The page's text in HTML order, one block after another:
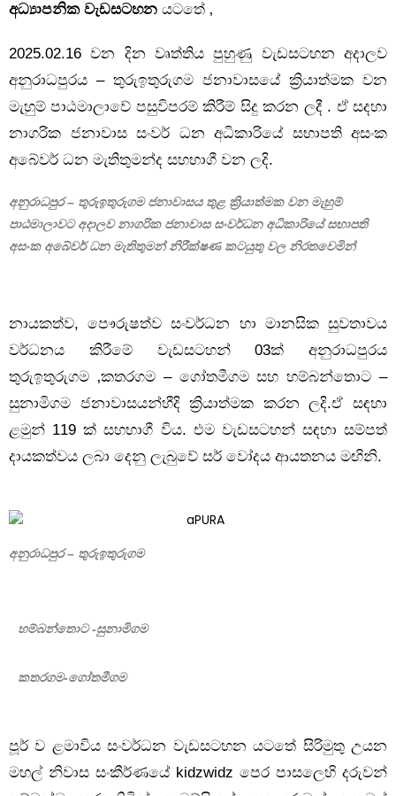
අධ්‍යාපනික වැඩසටහන යටතේ ‚
2025.02.16 වන දින වෘත්තිය පුහුණු වැඩසටහන අදාලව
අනුරාධපුරය – තුරුඉතුරුගම ජනාවාසයේ ක්‍රියාත්මක වන
මැහුම් පාඨමාලාවේ පසුවිපරම් කිරීම් සිදු කරන ලදී . ඒ සදහා
නාගරික ජනාවාස සංවර් ධන අධිකාරියේ සභාපති අසංක
අබේවර් ධන මැතිතුමන්ද සහභාගී වන ලදි.
අනුරාධපුර – තුරුඉතුරුගම ජනාවාසය තුළ ක්‍රියාත්මක වන මැහුම්
පාඨමාලාවට අදාලව නාගරික ජනාවාස සංවර්ධන අධිකාරියේ සභාපති
අසංක අබේවර් ධන මැතිතුමන් නිරීක්ෂණ කටයුතු වල නිරතවෙමින්
නායකත්ව, පෞරුෂත්ව සංවර්ධන හා මානසික සුවතාවය
වර්ධනය කිරීමේ වැඩසටහන් 03ක් අනුරාධපුරය
තුරුඉතුරුගම ‚කතරගම – ගෝතමීගම සහ හම්බන්තොට –
සුනාමිගම ජනාවාසයන්හීදි ක්‍රියාත්මක කරන ලදි.ඒ සඳහා
ළමුන් 119 ක් සහභාගී විය. එම වැඩසටහන් සඳහා සම්පත්
දායකත්වය ලබා දෙනු ලැබුවේ සර් වෝදය ආයතනය මඟිනි.
අනුරාධපුර – තුරුඉතුරුගම
හම්බන්තොට -සුනාමිගම
කතරගම-ගෝතමීගම
පූර් ව ළමාවිය සංවර්ධන වැඩසටහන යටතේ සිරිමුතු උයන
මහල් නිවාස සංකීර්ණයේ kidzwidz පෙර පාසලෙහි දරුවන්